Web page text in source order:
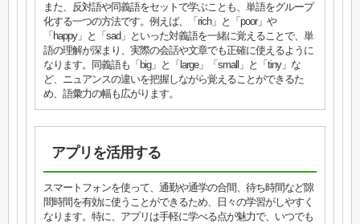
また、反対語や同義語をセットで学ぶことも、単語をグループ
化する一つの方法です。例えば、「rich」と「poor」や
「happy」と「sad」といった対義語を一緒に覚えることで、単
語の理解が深まり、実際の会話や文章でも正確に使えるように
なります。同義語も「big」と「large」「small」と「tiny」な
ど、ニュアンスの違いを把握しながら覚えることができるた
め、語彙力の幅も広がります。
アプリを活用する
スマートフォンを使って、通勤や通学の合間、待ち時間など隙
間時間を有効に使うことができるため、日々の学習がしやすく
なります。特に、アプリは手軽に学べる点が魅力で、いつでも